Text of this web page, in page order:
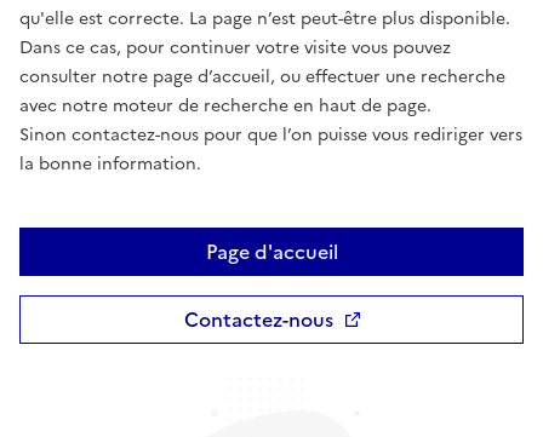
qu'elle est correcte. La page n’est peut-être plus disponible.
Dans ce cas, pour continuer votre visite vous pouvez
consulter notre page d’accueil, ou effectuer une recherche
avec notre moteur de recherche en haut de page.
Sinon contactez-nous pour que l’on puisse vous rediriger vers
la bonne information.
Page d'accueil
Contactez-nous